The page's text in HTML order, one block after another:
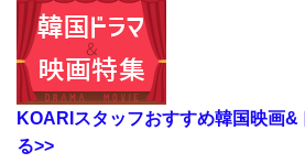
KOARIスタッフおすすめ韓国映画
る>>